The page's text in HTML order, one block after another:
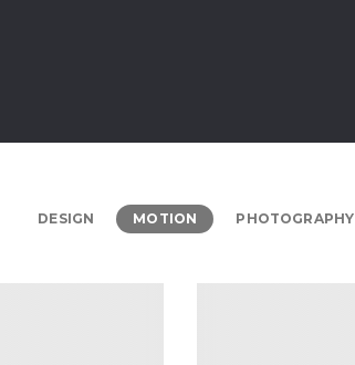
DESIGN MOTION PHOTOGRAPHY